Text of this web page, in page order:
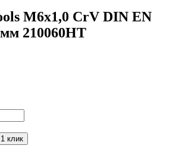
М6х1,0 CrV DIN EN
210060HT
клик